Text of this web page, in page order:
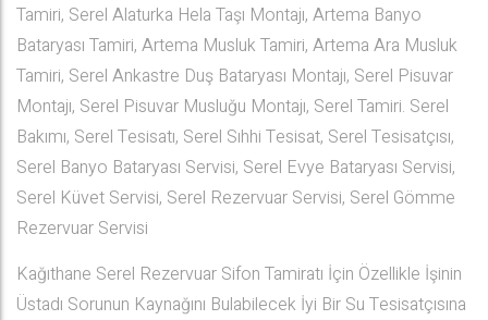
Tamiri, Serel Alaturka Hela Taşı Montajı, Artema Banyo
Bataryası Tamiri, Artema Musluk Tamiri, Artema Ara Musluk
Tamiri, Serel Ankastre Duş Bataryası Montajı, Serel Pisuvar
Montajı, Serel Pisuvar Musluğu Montajı, Serel Tamiri. Serel
Bakımı, Serel Tesisatı, Serel Sıhhi Tesisat, Serel Tesisatçısı,
Serel Banyo Bataryası Servisi, Serel Evye Bataryası Servisi,
Serel Küvet Servisi, Serel Rezervuar Servisi, Serel Gömme
Rezervuar Servisi
Kağıthane Serel Rezervuar Sifon Tamiratı İçin Özellikle İşinin
Üstadı Sorunun Kaynağını Bulabilecek İyi Bir Su Tesisatçısına